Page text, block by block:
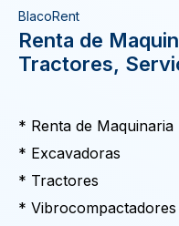
BlacoRent
Renta de
Tractores,
* Renta de Maquinaria
* Excavadoras
* Tractores
* Vibrocompactadores